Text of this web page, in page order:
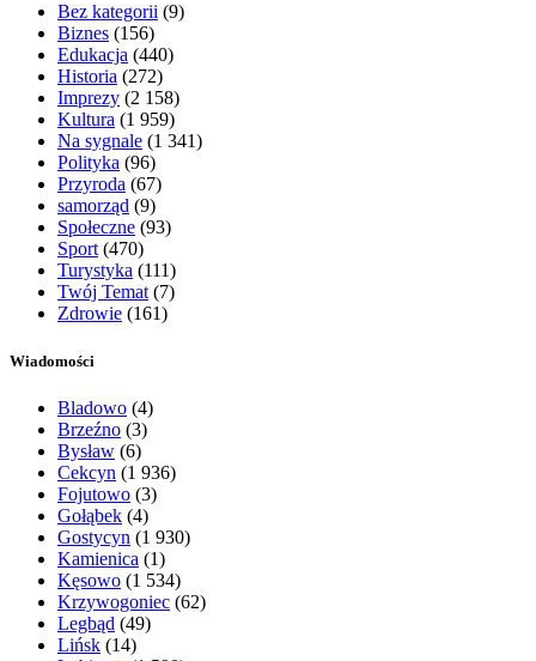
Bez kategorii (9)
Biznes (156)
Edukacja (440)
Historia (272)
Imprezy (2 158)
Kultura (1 959)
Na sygnale (1 341)
Polityka (96)
Przyroda (67)
samorząd (9)
Społeczne (93)
Sport(470)
Turystyka (111)
Twój Temat(7)
Zdrowie (161)
Wiadomości
Bladowo (4)
Brzeźno (3)
Bysław (6)
Cekcyn (1 936)
Fojutowo (3)
Gołąbek (4)
Gostycyn (1 930)
Kamienica (1)
Kęsowo (1 534)
Krzywogoniec (62)
Legbąd (49)
Lińsk (14)